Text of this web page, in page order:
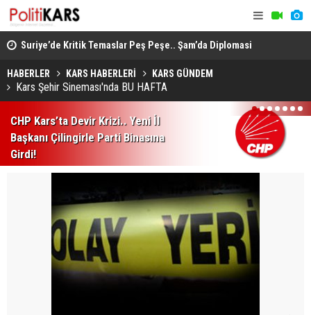
Suriye’de Kritik Temaslar Peş Peşe.. Şam’da Diplomasi
ve Güvenlik Gündemi Öne Çıktı!
“Milli Dayanışma” Teklifine Destek Genişledi.. CHP ve
HÜDA PAR da İmzacı Oldu!
HABERLER KARS HABERLERİ KARS GÜNDEM
Kars Şehir Sineması'nda BU HAFTA
CHP Kars’ta Devir Krizi.. Yeni İl
Başkanı Çilingirle Parti Binasına
Girdi!
1 2 3 4 5 6 7